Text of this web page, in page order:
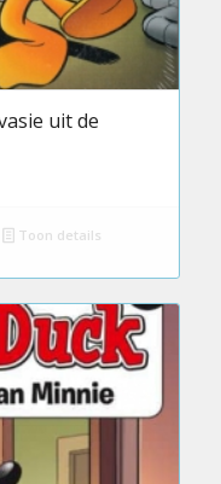
uit de
Toon details